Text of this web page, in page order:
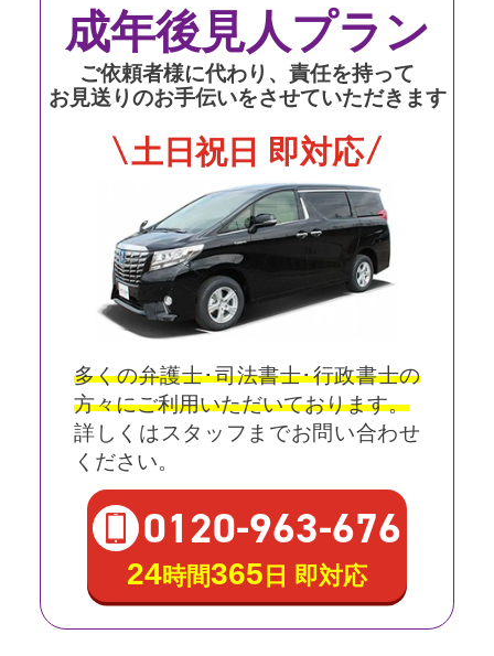
成年後見人プラン
ご依頼者様に代わり、責任を持って
お見送りのお手伝いをさせていただきます
土日祝日 即対応
多くの弁護士･司法書士･行政書士の
方々にご利用いただいております。
詳しくはスタッフまでお問い合わせ
ください。
0120-963-676
24時間365 日 即対応